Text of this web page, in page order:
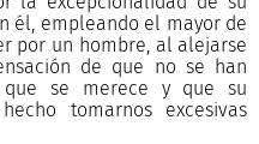
él, empleando el mayor de
por un hombre, al alejarse
de que no se han
se merece y que su
tomarnos excesivas